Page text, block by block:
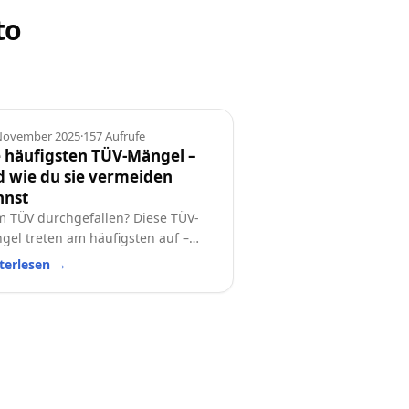
2025·157Aufrufe
häufigsten TÜV-Mängel –
wie du sie vermeiden
TÜV durchgefallen? Diese TÜV-
treten am häufigsten auf –
vermeidest du sie! Eine
→